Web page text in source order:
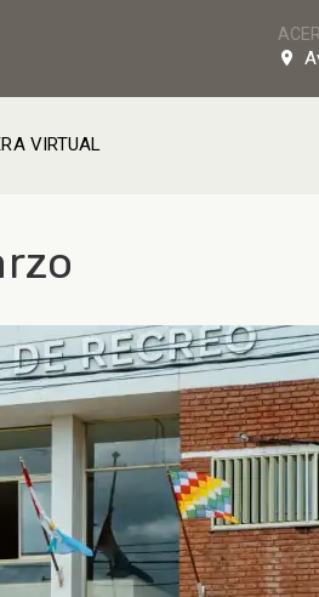
VIRTUAL